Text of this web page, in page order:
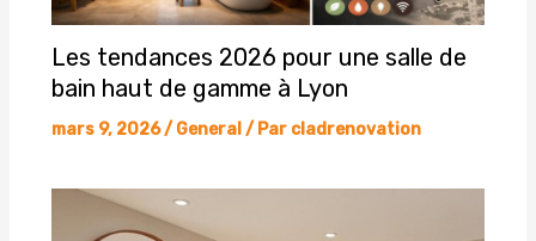
Les tendances 2026 pour une salle de
bain haut de gamme à Lyon
mars 9, 2026/ General/ Par cladrenovation